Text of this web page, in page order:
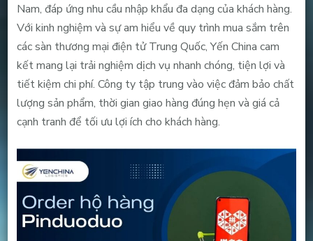
Nam, đáp ứng nhu cầu nhập khẩu đa dạng của khách hàng.
Với kinh nghiệm và sự am hiểu về quy trình mua sắm trên
các sàn thương mại điện tử Trung Quốc, Yến China cam
kết mang lại trải nghiệm dịch vụ nhanh chóng, tiện lợi và
tiết kiệm chi phí. Công ty tập trung vào việc đảm bảo chất
lượng sản phẩm, thời gian giao hàng đúng hẹn và giá cả
cạnh tranh để tối ưu lợi ích cho khách hàng.